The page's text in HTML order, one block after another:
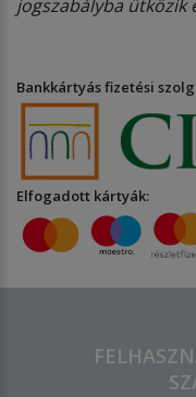
jogszabályba ütközik
Bankkártyás fizetési
Elfogadott kártyák: